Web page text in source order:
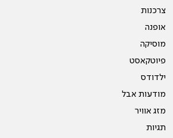
צרכנות
אופנה
מוסיקה
פיוטקאסט
ילדודס
מודעות אבל
מזג אוויר
תגיות